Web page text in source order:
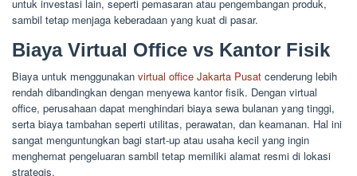
untuk investasi lain, seperti pemasaran atau pengembangan produk,
sambil tetap menjaga keberadaan yang kuat di pasar.
Biaya Virtual Office vs Kantor Fisik
Biaya untuk menggunakan virtual office Jakarta Pusat cenderung lebih
rendah dibandingkan dengan menyewa kantor fisik. Dengan virtual
office, perusahaan dapat menghindari biaya sewa bulanan yang tinggi,
serta biaya tambahan seperti utilitas, perawatan, dan keamanan. Hal ini
sangat menguntungkan bagi start-up atau usaha kecil yang ingin
menghemat pengeluaran sambil tetap memiliki alamat resmi di lokasi
strategis.